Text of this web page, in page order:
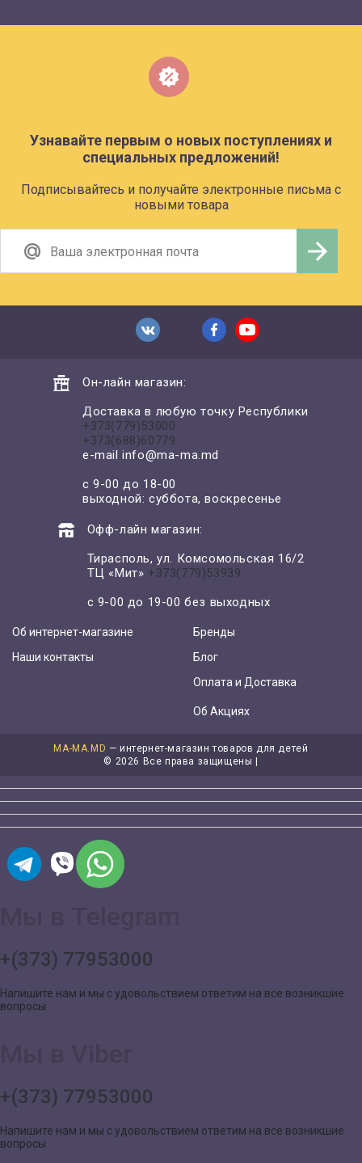
Узнавайте первым о новых поступлениях и
специальных предложений!
Подписывайтесь и получайте электронные письма с
новыми товара
Он-лайн магазин:
Доставка в любую точку Республики
+373(779)53000
+373(688)60779
e-mailinfo@ma-ma.md
с 9-00 до 18-00
выходной: суббота, воскресенье
Офф-лайн магазин:
Тирасполь, ул. Комсомольская 16/2
ТЦ «Мит» +373(779)53939
с 9-00 до 19-00 без выходных
Об интернет-магазине
Наши контакты
Бренды
Блог
Оплата и Доставка
Об Акциях
MA-MA.MD — интернет-магазин товаров для детей
© 2026 Все права защищены |
+(373) 77953000
Напишите нам и мы с удовольствием ответим на все возникшие
вопросы
+(373) 77953000
Напишите нам и мы с удовольствием ответим на все возникшие
вопросы